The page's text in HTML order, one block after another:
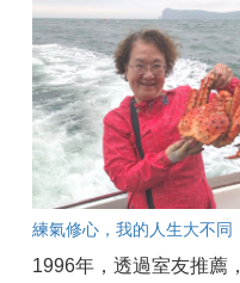
練氣修心，我的人生大不同
1996年，透過室友推薦，